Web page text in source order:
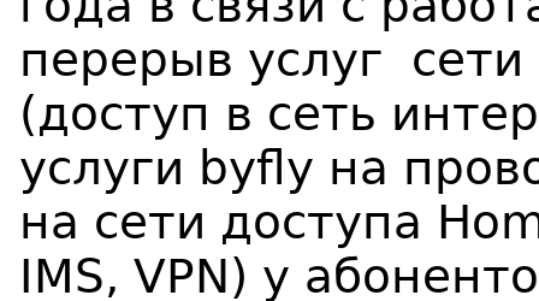
перерыв услуг
(доступ в сеть
услуги byfly на
на сети доступа
IMS, VPN) у